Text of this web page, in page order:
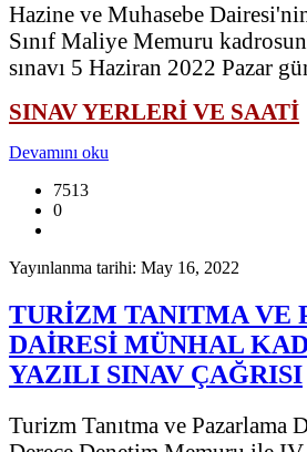
Hazine ve Muhasebe
Sınıf Maliye Memuru
sınavı 5 Haziran 2022 Pazar
SINAV YERLERİ VE SAATİ
Devamını oku
7513
0
Yayınlanma tarihi: May 16, 2022
TURİZM TANITMA VE
DAİRESİ MÜNHAL
YAZILI SINAV ÇAĞRISI
Turizm Tanıtma ve Pazarlama